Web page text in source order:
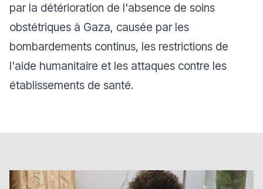
par la détérioration de l'absence de soins
obstétriques à Gaza, causée par les
bombardements continus, les restrictions de
l'aide humanitaire et les attaques contre les
établissements de santé.